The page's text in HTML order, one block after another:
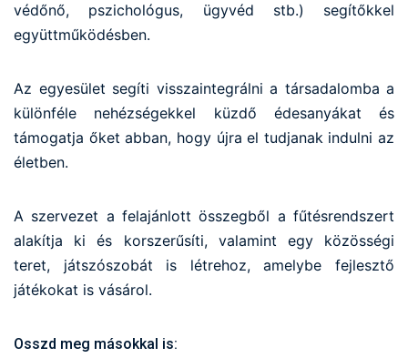
védőnő, pszichológus, ügyvéd stb.) segítőkkel
együttműködésben.
Az egyesület segíti visszaintegrálni a társadalomba a
különféle nehézségekkel küzdő édesanyákat és
támogatja őket abban, hogy újra el tudjanak indulni az
életben.
A szervezet a felajánlott összegből a fűtésrendszert
alakítja ki és korszerűsíti, valamint egy közösségi
teret, játszószobát is létrehoz, amelybe fejlesztő
játékokat is vásárol.
Osszd meg másokkal is: